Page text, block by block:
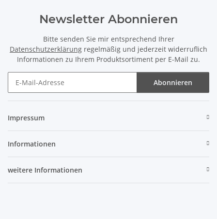
Newsletter Abonnieren
Bitte senden Sie mir entsprechend Ihrer
Datenschutzerklärung regelmäßig und jederzeit widerruflich
Informationen zu Ihrem Produktsortiment per E-Mail zu.
Abonnieren
Impressum
Informationen
weitere Informationen